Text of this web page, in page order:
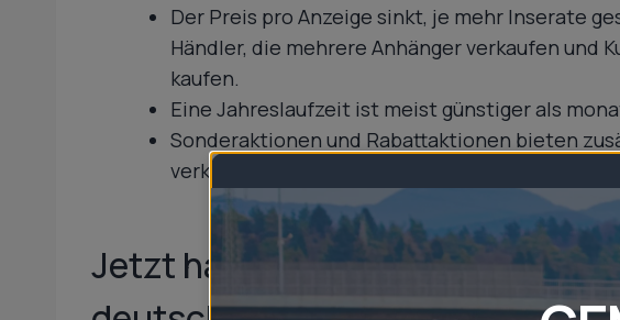
Der Preis pro Anzeige sinkt, je mehr Inserate
Händler, die mehrere Anhänger verkaufen und
kaufen.
Eine Jahreslaufzeit ist meist günstiger als
Sonderaktionen und Rabattaktionen bieten
verkaufen oder kaufen möchten.
Jetzt haben Sie die Wahl –